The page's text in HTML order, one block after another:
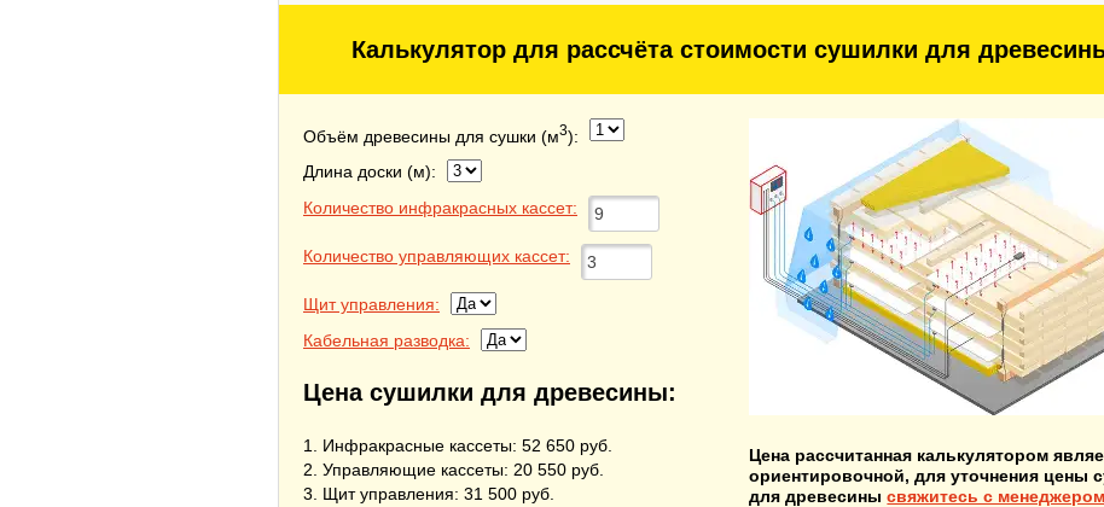
Калькулятор для рассчёта стоимости сушилки для
Объём древесины для сушки (м3):
Длина доски (м):
Количество инфракрасных кассет:
Количество управляющих кассет:
Щит управления:
Кабельная разводка:
Цена сушилки для древесины:
1. Инфракрасные кассеты: 52 650 руб.
2. Управляющие кассеты: 20 550 руб.
3. Щит управления: 31 500 руб.
Цена рассчитанная калькулятором
ориентировочной, для уточнения цены
для древесинысвяжитесь с менеджером